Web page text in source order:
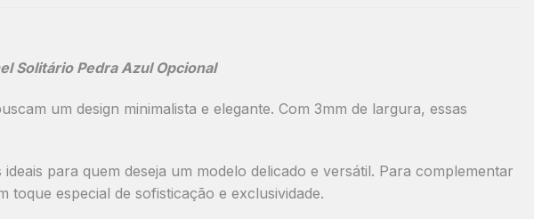
Solitário Pedra Azul Opcional
um design minimalista e elegante. Com 3mm de largura, essas
para quem deseja um modelo delicado e versátil. Para complementar
toque especial de sofisticação e exclusividade.